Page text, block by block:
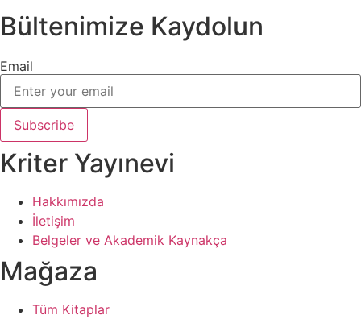
Bültenimize Kaydolun
Email
Subscribe
Kriter Yayınevi
Hakkımızda
İletişim
Belgeler ve Akademik Kaynakça
Mağaza
Tüm Kitaplar